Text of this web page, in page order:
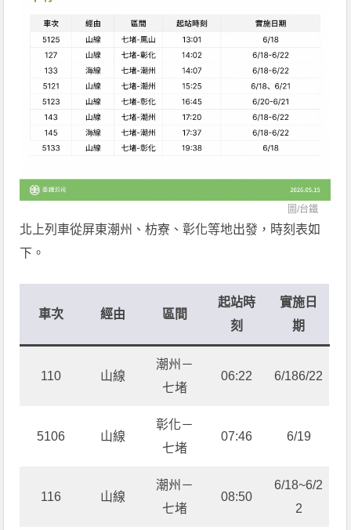
圖/台鐵
北上列車從屏東潮州、枋寮、彰化等地出發，時刻表如
下。
車次 經由 區間
起站時
刻
實施日
期
110 山線
潮州－
七堵
06:22 6/186/22
5106 山線
彰化－
七堵
07:46 6/19
116 山線
潮州－
七堵
08:50
6/18~6/2
2